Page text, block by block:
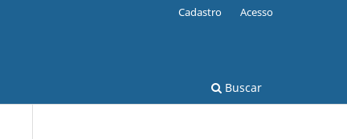
Buscar
Cadastro Acesso